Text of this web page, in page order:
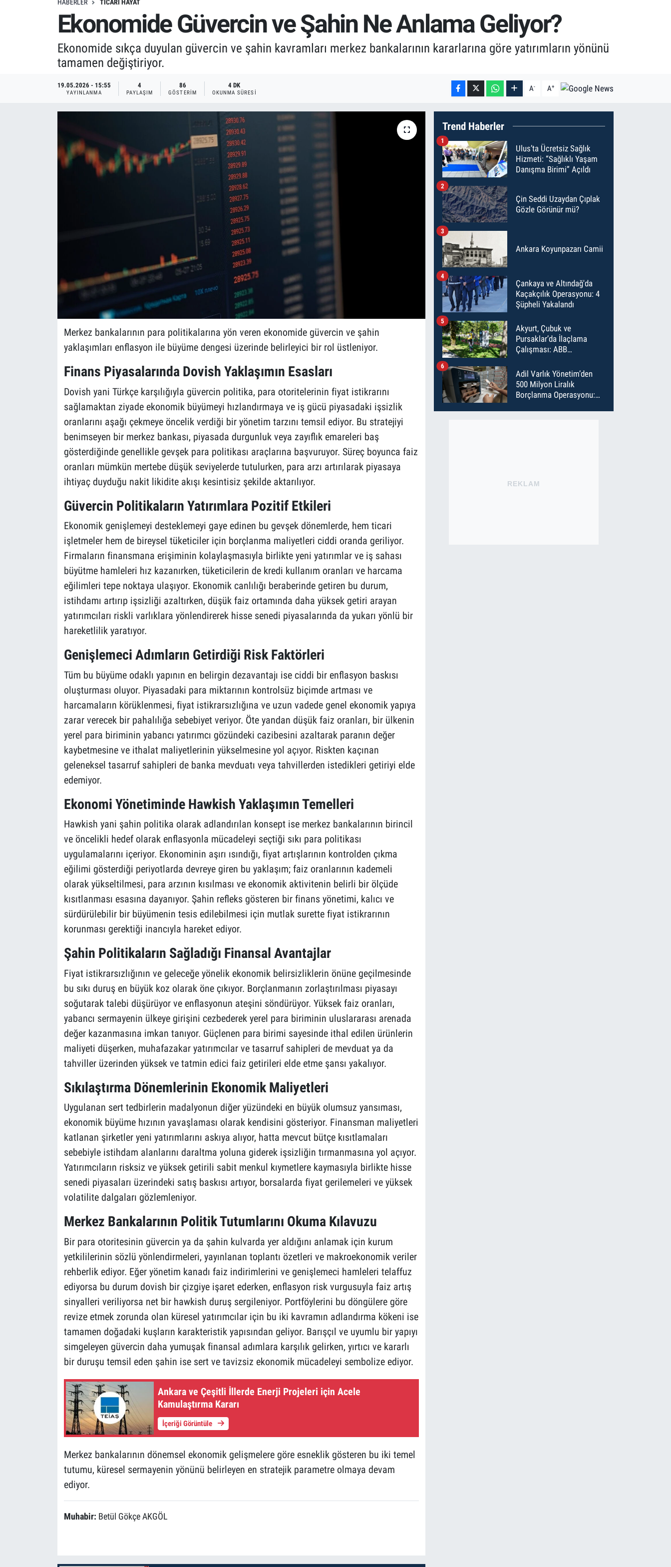
HABERLER TICARI HAYAT
Ekonomide Güvercin ve Şahin Ne Anlama Geliyor?
Ekonomide sıkça duyulan güvercin ve şahin kavramları merkez bankalarının kararlarına göre yatırımların yönünü
tamamen değiştiriyor.
19.05.2026 - 15:55
YAYINLANMA
4
PAYLAŞIM
86
GÖSTERIM
4 DK
OKUNMA SÜRESI A- A+
Merkez bankalarının para politikalarına yön veren ekonomide güvercin ve şahin
yaklaşımları enflasyon ile büyüme dengesi üzerinde belirleyici bir rol üstleniyor.
Finans Piyasalarında Dovish Yaklaşımın Esasları
Dovish yani Türkçe karşılığıyla güvercin politika, para otoritelerinin fiyat istikrarını
sağlamaktan ziyade ekonomik büyümeyi hızlandırmaya ve iş gücü piyasadaki işsizlik
oranlarını aşağı çekmeye öncelik verdiği bir yönetim tarzını temsil ediyor. Bu stratejiyi
benimseyen bir merkez bankası, piyasada durgunluk veya zayıflık emareleri baş
gösterdiğinde genellikle gevşek para politikası araçlarına başvuruyor. Süreç boyunca faiz
oranları mümkün mertebe düşük seviyelerde tutulurken, para arzı artırılarak piyasaya
ihtiyaç duyduğu nakit likidite akışı kesintisiz şekilde aktarılıyor.
Güvercin Politikaların Yatırımlara Pozitif Etkileri
Ekonomik genişlemeyi desteklemeyi gaye edinen bu gevşek dönemlerde, hem ticari
işletmeler hem de bireysel tüketiciler için borçlanma maliyetleri ciddi oranda geriliyor.
Firmaların finansmana erişiminin kolaylaşmasıyla birlikte yeni yatırımlar ve iş sahası
büyütme hamleleri hız kazanırken, tüketicilerin de kredi kullanım oranları ve harcama
eğilimleri tepe noktaya ulaşıyor. Ekonomik canlılığı beraberinde getiren bu durum,
istihdamı artırıp işsizliği azaltırken, düşük faiz ortamında daha yüksek getiri arayan
yatırımcıları riskli varlıklara yönlendirerek hisse senedi piyasalarında da yukarı yönlü bir
hareketlilik yaratıyor.
Genişlemeci Adımların Getirdiği Risk Faktörleri
Tüm bu büyüme odaklı yapının en belirgin dezavantajı ise ciddi bir enflasyon baskısı
oluşturması oluyor. Piyasadaki para miktarının kontrolsüz biçimde artması ve
harcamaların körüklenmesi, fiyat istikrarsızlığına ve uzun vadede genel ekonomik yapıya
zarar verecek bir pahalılığa sebebiyet veriyor. Öte yandan düşük faiz oranları, bir ülkenin
yerel para biriminin yabancı yatırımcı gözündeki cazibesini azaltarak paranın değer
kaybetmesine ve ithalat maliyetlerinin yükselmesine yol açıyor. Riskten kaçınan
geleneksel tasarruf sahipleri de banka mevduatı veya tahvillerden istedikleri getiriyi elde
edemiyor.
Ekonomi Yönetiminde Hawkish Yaklaşımın Temelleri
Hawkish yani şahin politika olarak adlandırılan konsept ise merkez bankalarının birincil
ve öncelikli hedef olarak enflasyonla mücadeleyi seçtiği sıkı para politikası
uygulamalarını içeriyor. Ekonominin aşırı ısındığı, fiyat artışlarının kontrolden çıkma
eğilimi gösterdiği periyotlarda devreye giren bu yaklaşım; faiz oranlarının kademeli
olarak yükseltilmesi, para arzının kısılması ve ekonomik aktivitenin belirli bir ölçüde
kısıtlanması esasına dayanıyor. Şahin refleks gösteren bir finans yönetimi, kalıcı ve
sürdürülebilir bir büyümenin tesis edilebilmesi için mutlak surette fiyat istikrarının
korunması gerektiği inancıyla hareket ediyor.
Şahin Politikaların Sağladığı Finansal Avantajlar
Fiyat istikrarsızlığının ve geleceğe yönelik ekonomik belirsizliklerin önüne geçilmesinde
bu sıkı duruş en büyük koz olarak öne çıkıyor. Borçlanmanın zorlaştırılması piyasayı
soğutarak talebi düşürüyor ve enflasyonun ateşini söndürüyor. Yüksek faiz oranları,
yabancı sermayenin ülkeye girişini cezbederek yerel para biriminin uluslararası arenada
değer kazanmasına imkan tanıyor. Güçlenen para birimi sayesinde ithal edilen ürünlerin
maliyeti düşerken, muhafazakar yatırımcılar ve tasarruf sahipleri de mevduat ya da
tahviller üzerinden yüksek ve tatmin edici faiz getirileri elde etme şansı yakalıyor.
Sıkılaştırma Dönemlerinin Ekonomik Maliyetleri
Uygulanan sert tedbirlerin madalyonun diğer yüzündeki en büyük olumsuz yansıması,
ekonomik büyüme hızının yavaşlaması olarak kendisini gösteriyor. Finansman maliyetleri
katlanan şirketler yeni yatırımlarını askıya alıyor, hatta mevcut bütçe kısıtlamaları
sebebiyle istihdam alanlarını daraltma yoluna giderek işsizliğin tırmanmasına yol açıyor.
Yatırımcıların risksiz ve yüksek getirili sabit menkul kıymetlere kaymasıyla birlikte hisse
senedi piyasaları üzerindeki satış baskısı artıyor, borsalarda fiyat gerilemeleri ve yüksek
volatilite dalgaları gözlemleniyor.
Merkez Bankalarının Politik Tutumlarını Okuma Kılavuzu
Bir para otoritesinin güvercin ya da şahin kulvarda yer aldığını anlamak için kurum
yetkililerinin sözlü yönlendirmeleri, yayınlanan toplantı özetleri ve makroekonomik veriler
rehberlik ediyor. Eğer yönetim kanadı faiz indirimlerini ve genişlemeci hamleleri telaffuz
ediyorsa bu durum dovish bir çizgiye işaret ederken, enflasyon risk vurgusuyla faiz artış
sinyalleri veriliyorsa net bir hawkish duruş sergileniyor. Portföylerini bu döngülere göre
revize etmek zorunda olan küresel yatırımcılar için bu iki kavramın adlandırma kökeni ise
tamamen doğadaki kuşların karakteristik yapısından geliyor. Barışçıl ve uyumlu bir yapıyı
simgeleyen güvercin daha yumuşak finansal adımlara karşılık gelirken, yırtıcı ve kararlı
bir duruşu temsil eden şahin ise sert ve tavizsiz ekonomik mücadeleyi sembolize ediyor.
Ankara ve Çeşitli İllerde Enerji Projeleri için Acele
Kamulaştırma Kararı
İçeriği Görüntüle
Merkez bankalarının dönemsel ekonomik gelişmelere göre esneklik gösteren bu iki temel
tutumu, küresel sermayenin yönünü belirleyen en stratejik parametre olmaya devam
ediyor.
Muhabir: Betül Gökçe AKGÖL
Trend Haberler
Ulus’ta Ücretsiz Sağlık
Hizmeti: “Sağlıklı Yaşam
Danışma Birimi” Açıldı
1
Çin Seddi Uzaydan Çıplak
Gözle Görünür mü?
2
Ankara Koyunpazarı Camii
3
Çankaya ve Altındağ'da
Kaçakçılık Operasyonu: 4
Şüpheli Yakalandı
4
Akyurt, Çubuk ve
Pursaklar’da İlaçlama
Çalışması: ABB
İlaçladı
5
Adil Varlık Yönetim’den
500 Milyon Liralık
Borçlanma Operasyonu:
6
REKLAM